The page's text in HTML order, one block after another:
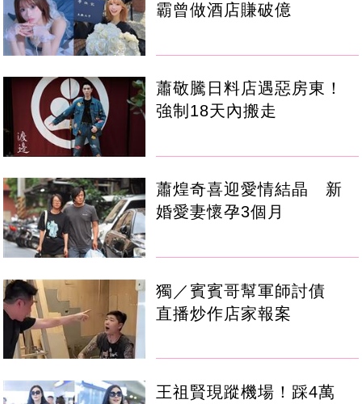
霸曾做酒店賺破億
蕭敬騰日料店遇惡房東！
強制18天內搬走
蕭煌奇喜迎愛情結晶 新
婚愛妻懷孕3個月
獨／賓賓哥幫軍師討債
直播炒作店家報案
王祖賢現蹤機場！踩4萬